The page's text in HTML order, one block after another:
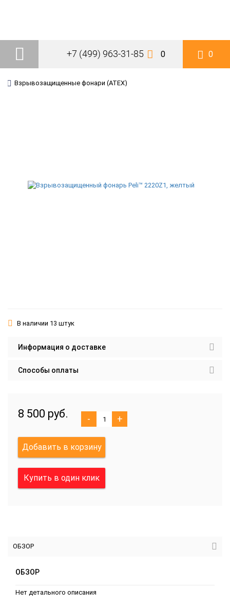
+7 (499) 963-31-85 0 0
Взрывозащищенные фонари (ATEX)
В наличии 13 штук
Информация о доставке
Способы оплаты
8 500 руб. - +
Добавить в корзину
Купить в один клик
ОБЗОР
ОБЗОР
Нет детального описания